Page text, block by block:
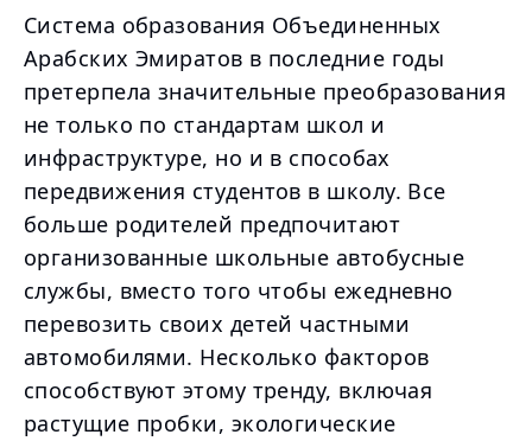
Система образования Объединенных
Арабских Эмиратов в последние годы
претерпела значительные преобразования
не только по стандартам школ и
инфраструктуре, но и в способах
передвижения студентов в школу. Все
больше родителей предпочитают
организованные школьные автобусные
службы, вместо того чтобы ежедневно
перевозить своих детей частными
автомобилями. Несколько факторов
способствуют этому тренду, включая
растущие пробки, экологические